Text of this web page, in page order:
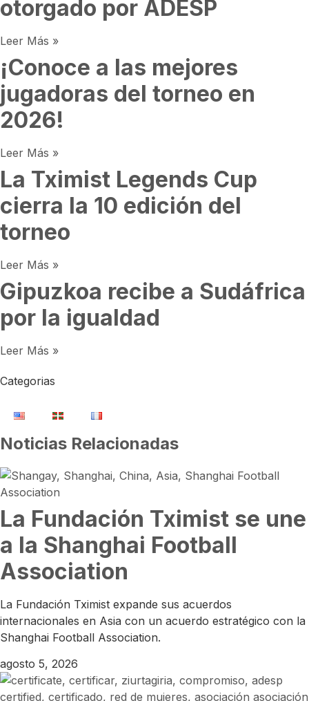
otorgado por ADESP
Leer Más »
¡Conoce a las mejores
jugadoras del torneo en
2026!
Leer Más »
La Tximist Legends Cup
cierra la 10 edición del
torneo
Leer Más »
Gipuzkoa recibe a Sudáfrica
por la igualdad
Leer Más »
Categorias
Noticias Relacionadas
La Fundación Tximist se une
a la Shanghai Football
Association
La Fundación Tximist expande sus acuerdos
internacionales en Asia con un acuerdo estratégico con la
Shanghai Football Association.
agosto 5, 2026